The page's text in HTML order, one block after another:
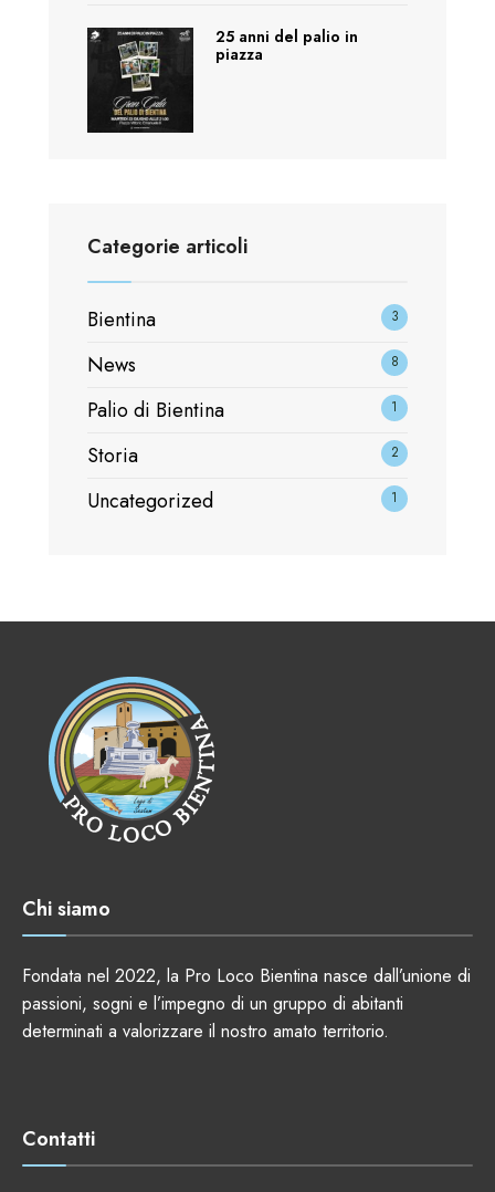
25 anni del palio in
piazza
Categorie articoli
Bientina 3
News 8
Palio di Bientina 1
Storia 2
Uncategorized 1
Chi siamo
Fondata nel 2022, la Pro Loco Bientina nasce dall’unione di
passioni, sogni e l’impegno di un gruppo di abitanti
determinati a valorizzare il nostro amato territorio.
Contatti